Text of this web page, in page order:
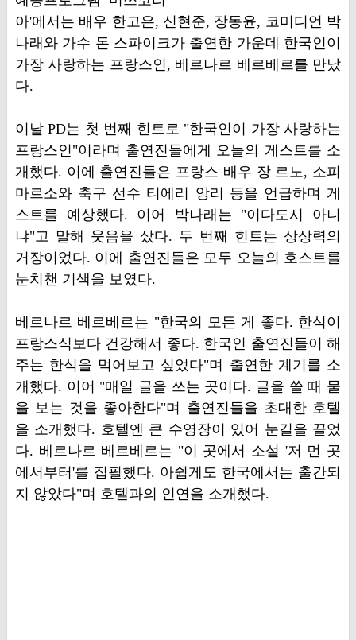
아'에서는 배우 한고은, 신현준, 장동윤, 코미디언 박
나래와 가수 돈 스파이크가 출연한 가운데 한국인이
가장 사랑하는 프랑스인, 베르나르 베르베르를 만났
다.
이날 PD는 첫 번째 힌트로 "한국인이 가장 사랑하는
프랑스인"이라며 출연진들에게 오늘의 게스트를 소
개했다. 이에 출연진들은 프랑스 배우 장 르노, 소피
마르소와 축구 선수 티에리 앙리 등을 언급하며 게
스트를 예상했다. 이어 박나래는 "이다도시 아니
냐"고 말해 웃음을 샀다. 두 번째 힌트는 상상력의
거장이었다. 이에 출연진들은 모두 오늘의 호스트를
눈치챈 기색을 보였다.
베르나르 베르베르는 "한국의 모든 게 좋다. 한식이
프랑스식보다 건강해서 좋다. 한국인 출연진들이 해
주는 한식을 먹어보고 싶었다"며 출연한 계기를 소
개했다. 이어 "매일 글을 쓰는 곳이다. 글을 쓸 때 물
을 보는 것을 좋아한다"며 출연진들을 초대한 호텔
을 소개했다. 호텔엔 큰 수영장이 있어 눈길을 끌었
다. 베르나르 베르베르는 "이 곳에서 소설 '저 먼 곳
에서부터'를 집필했다. 아쉽게도 한국에서는 출간되
지 않았다"며 호텔과의 인연을 소개했다.